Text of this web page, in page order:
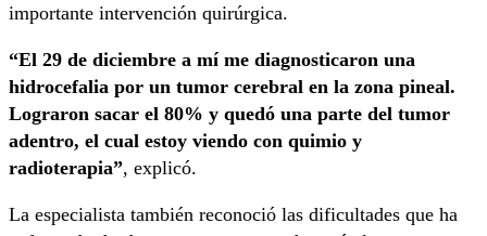
importante intervención quirúrgica.
“El 29 de diciembre a mí me diagnosticaron una
hidrocefalia por un tumor cerebral en la zona pineal.
Lograron sacar el 80% y quedó una parte del tumor
adentro, el cual estoy viendo con quimio y
radioterapia”, explicó.
La especialista también reconoció las dificultades que ha